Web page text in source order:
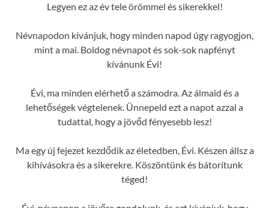
Legyen ez az év tele örömmel és sikerekkel!
Névnapodon kívánjuk, hogy minden napod úgy ragyogjon,
mint a mai. Boldog névnapot és sok-sok napfényt
kívánunk Évi!
Évi, ma minden elérhető a számodra. Az álmaid és a
lehetőségek végtelenek. Ünnepeld ezt a napot azzal a
tudattal, hogy a jövőd fényesebb lesz!
Ma egy új fejezet kezdődik az életedben, Évi. Készen állsz a
kihívásokra és a sikerekre. Köszöntünk és bátorítunk
téged!